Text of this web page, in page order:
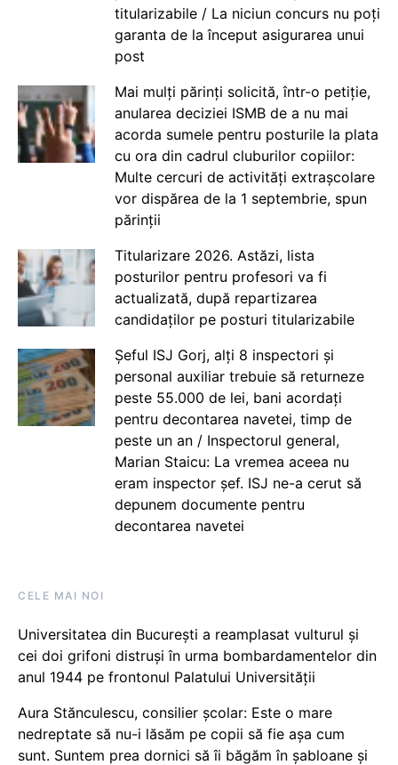
titularizabile / La niciun concurs nu poți
garanta de la început asigurarea unui
post
Mai mulți părinți solicită, într-o petiție,
anularea deciziei ISMB de a nu mai
acorda sumele pentru posturile la plata
cu ora din cadrul cluburilor copiilor:
Multe cercuri de activități extrașcolare
vor dispărea de la 1 septembrie, spun
părinții
Titularizare 2026. Astăzi, lista
posturilor pentru profesori va fi
actualizată, după repartizarea
candidaților pe posturi titularizabile
Șeful ISJ Gorj, alți 8 inspectori și
personal auxiliar trebuie să returneze
peste 55.000 de lei, bani acordați
pentru decontarea navetei, timp de
peste un an / Inspectorul general,
Marian Staicu: La vremea aceea nu
eram inspector șef. ISJ ne-a cerut să
depunem documente pentru
decontarea navetei
CELE MAI NOI
Universitatea din București a reamplasat vulturul și
cei doi grifoni distruși în urma bombardamentelor din
anul 1944 pe frontonul Palatului Universității
Aura Stănculescu, consilier școlar: Este o mare
nedreptate să nu-i lăsăm pe copii să fie așa cum
sunt. Suntem prea dornici să îi băgăm în șabloane și